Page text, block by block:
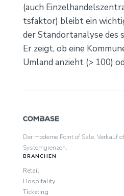
(auch
tsfaktor) bleibt ein
der Standortanalyse des
Er zeigt, ob eine
Umland anzieht (> 100)
Der moderne Point of Sale. Verkauf
Systemgrenzen.
BRANCHEN
Retail
Hospitality
Ticketing